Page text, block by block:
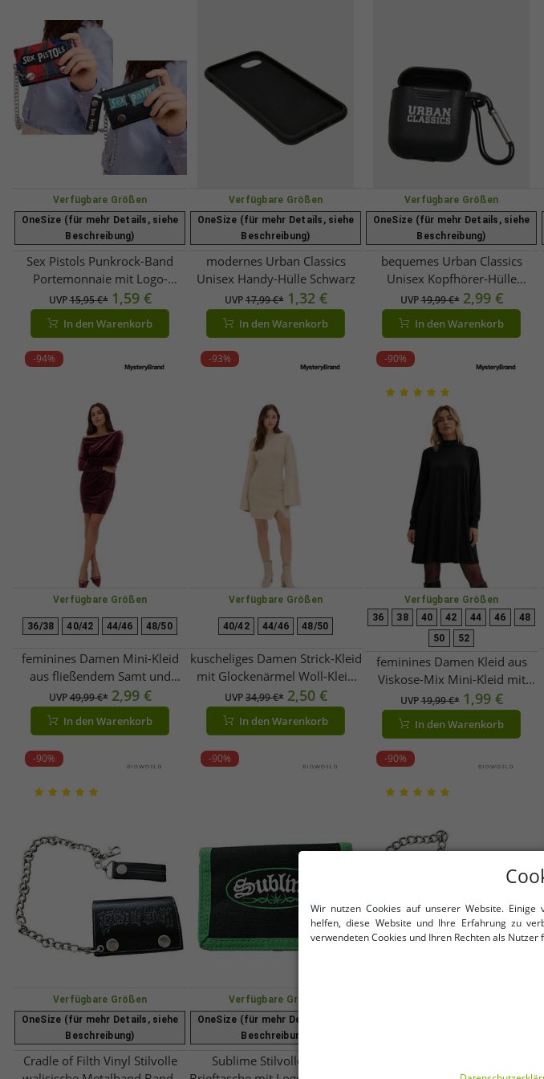
Verfügbare Größen
OneSize (für mehr Details, siehe
Beschreibung)
Sex Pistols Punkrock-Band
Portemonnaie mit Logo-
Schriftzug Geldbeutel Blau/Rot
oder Schwarz/Blau
UVP15,95 €* 1,59 €
In den Warenkorb
Verfügbare Größen
OneSize (für mehr Details, siehe
Beschreibung)
modernes Urban Classics
Unisex Handy-Hülle Schwarz
UVP17,99 €* 1,32 €
In den Warenkorb
Verfügbare Größen
OneSize (für mehr Details, siehe
Beschreibung)
bequemes Urban Classics
Unisex Kopfhörer-Hülle
Schwarz
UVP19,99 €* 2,99 €
In den Warenkorb
-94%
Verfügbare Größen
36/38 40/42 44/46 48/50
feminines Damen Mini-Kleid
aus fließendem Samt und
Glitzer Abend-Kleid 942820
Wein-Rot
UVP49,99 €* 2,99 €
In den Warenkorb
-93%
Verfügbare Größen
40/42 44/46 48/50
kuscheliges Damen Strick-Kleid
mit Glockenärmel Woll-Kleid
Mini-Kleid 922959 Sand-Beige
UVP34,99 €* 2,50 €
In den Warenkorb
-90%
Verfügbare Größen
36
38 40 42 44 46
48
50
52
feminines Damen Kleid aus
Viskose-Mix Mini-Kleid mit
aufgesetzten Seitentaschen
Ausgeh-Kleid 955000 Schwarz
UVP19,99 €* 1,99 €
In den Warenkorb
-90%
Verfügbare Größen
OneSize (für mehr Details, siehe
Beschreibung)
Cradle of Filth Vinyl Stilvolle
-90%
Verfügbare Größen
OneSize (für mehr Details, siehe
Beschreibung)
Sublime Stilvolle Band-
-90%
Wir nutzen Cookies auf unserer Website.
helfen, diese Website und Ihre Erfahrung zu
verwendeten Cookies und Ihren Rechten als Nutzer